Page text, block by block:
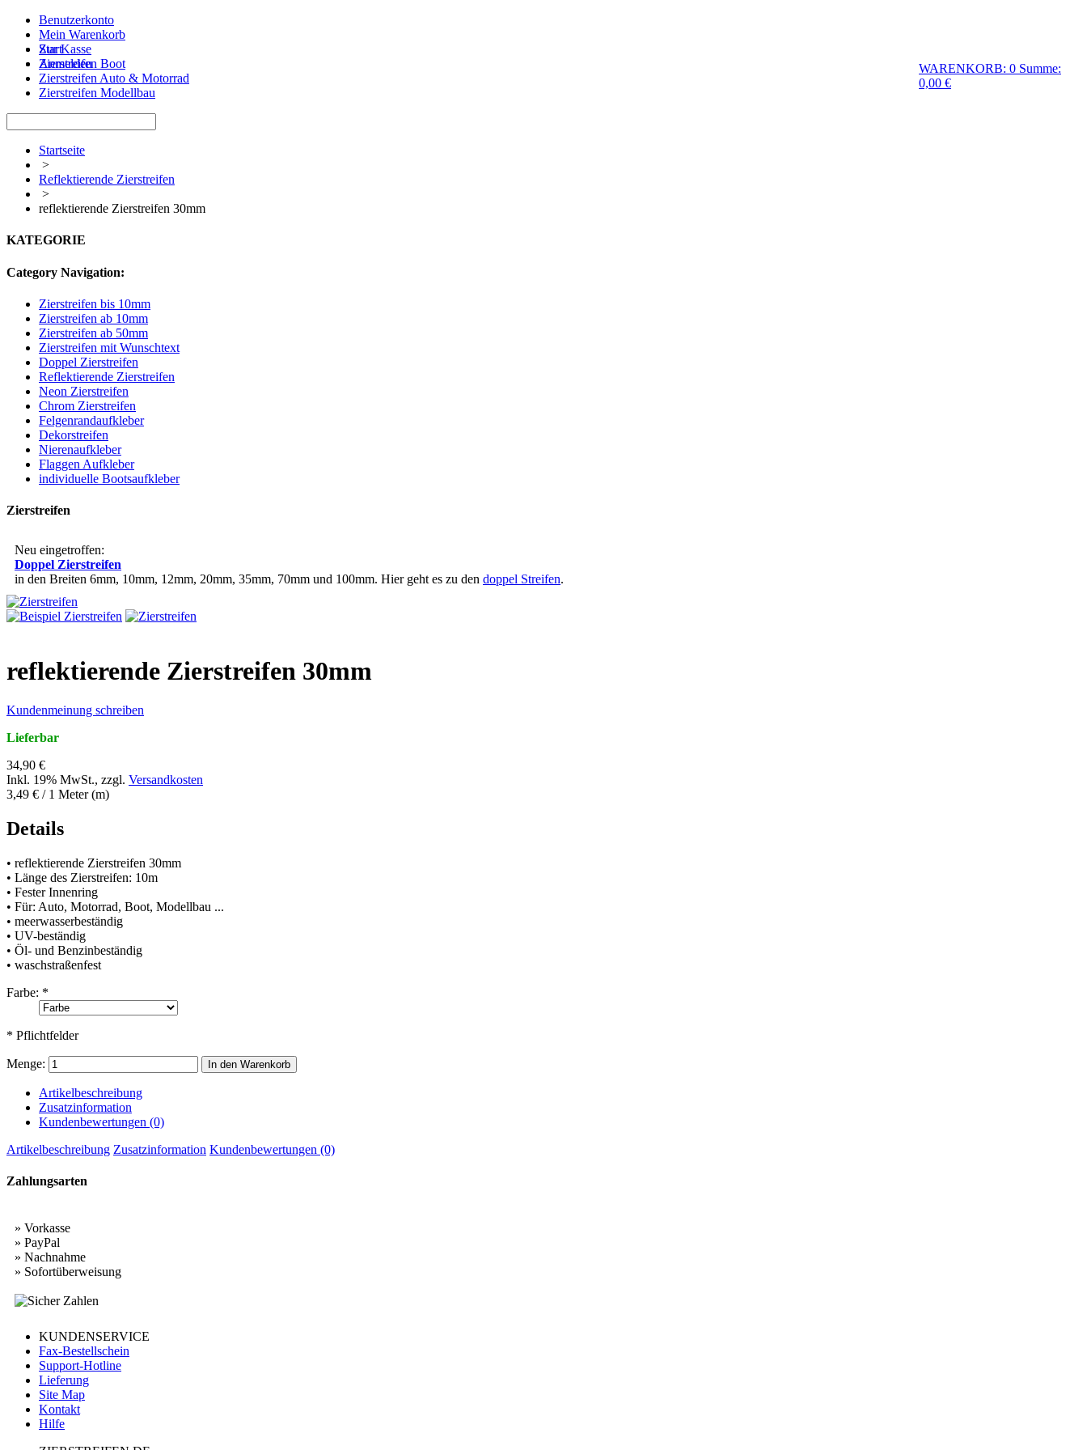
Benutzerkonto
Mein Warenkorb
Zur Kasse
Anmelden
WARENKORB: 0 Summe:
0,00 €
Start
Zierstreifen Boot
Zierstreifen Auto & Motorrad
Zierstreifen Modellbau
Startseite
>
Reflektierende Zierstreifen
>
reflektierende Zierstreifen 30mm
KATEGORIE
Category Navigation:
Zierstreifen bis 10mm
Zierstreifen ab 10mm
Zierstreifen ab 50mm
Zierstreifen mit Wunschtext
Doppel Zierstreifen
Reflektierende Zierstreifen
Neon Zierstreifen
Chrom Zierstreifen
Felgenrandaufkleber
Dekorstreifen
Nierenaufkleber
Flaggen Aufkleber
individuelle Bootsaufkleber
Zierstreifen
Neu eingetroffen:
Doppel Zierstreifen
in den Breiten 6mm, 10mm, 12mm, 20mm, 35mm, 70mm und 100mm. Hier geht es zu den doppel Streifen.
reflektierende Zierstreifen 30mm
Kundenmeinung schreiben
Lieferbar
34,90 €
Inkl. 19% MwSt., zzgl. Versandkosten
3,49 € / 1 Meter (m)
Details
• reflektierende Zierstreifen 30mm
• Länge des Zierstreifen: 10m
• Fester Innenring
• Für: Auto, Motorrad, Boot, Modellbau ...
• meerwasserbeständig
• UV-beständig
• Öl- und Benzinbeständig
• waschstraßenfest
Farbe: *
* Pflichtfelder
Menge: In den Warenkorb
Artikelbeschreibung
Zusatzinformation
Kundenbewertungen (0)
Artikelbeschreibung Zusatzinformation Kundenbewertungen (0)
Zahlungsarten
» Vorkasse
» PayPal
» Nachnahme
» Sofortüberweisung
KUNDENSERVICE
Fax-Bestellschein
Support-Hotline
Lieferung
Site Map
Kontakt
Hilfe